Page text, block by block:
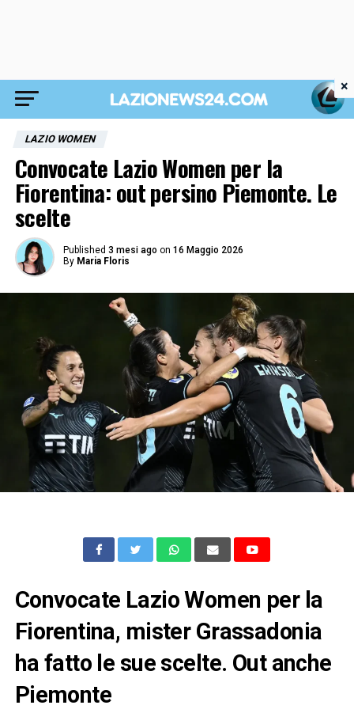
LAZIO WOMEN
Convocate Lazio Women per la
Fiorentina: out persino Piemonte. Le
scelte
Published 3 mesi ago on 16 Maggio 2026
By Maria Floris
Convocate Lazio Women per la
Fiorentina, mister Grassadonia
ha fatto le sue scelte. Out anche
Piemonte
×